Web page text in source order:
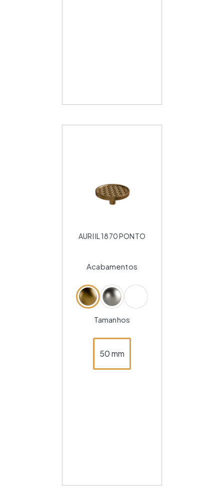
AURI IL 1870 PONTO
Acabamentos
Tamanhos
50 mm